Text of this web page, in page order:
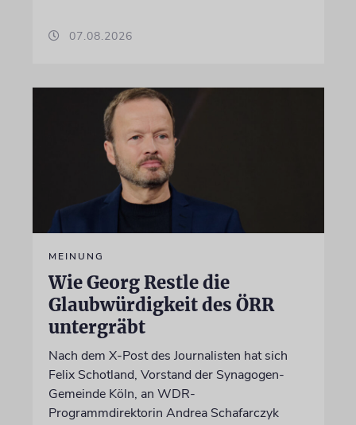
07.08.2026
MEINUNG
Wie Georg Restle die
Glaubwürdigkeit des ÖRR
untergräbt
Nach dem X-Post des Journalisten hat sich
Felix Schotland, Vorstand der Synagogen-
Gemeinde Köln, an WDR-
Programmdirektorin Andrea Schafarczyk